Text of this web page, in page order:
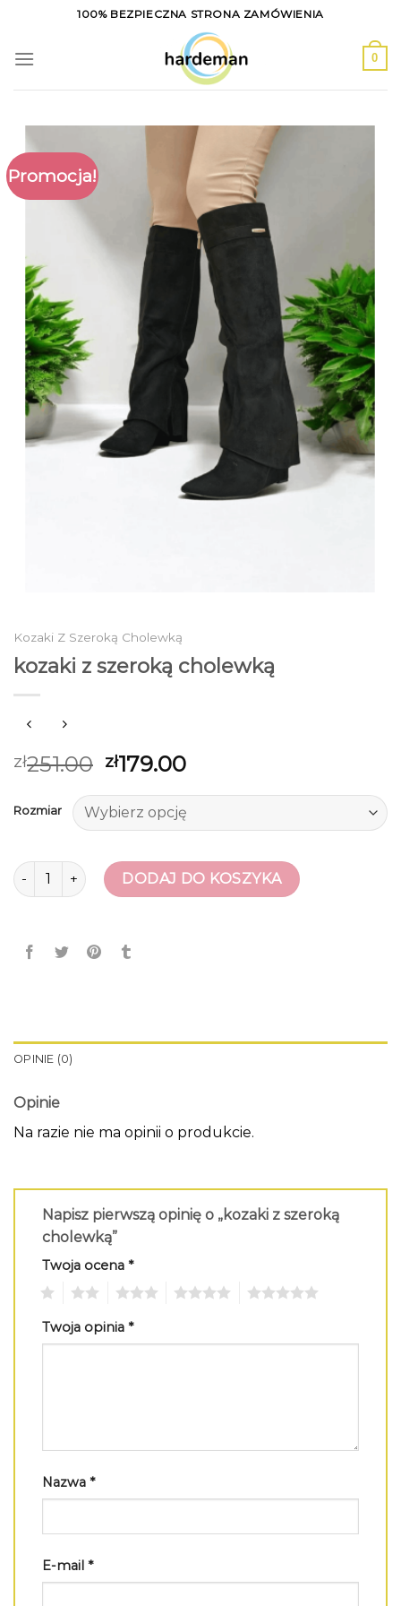
content
100% BEZPIECZNA STRONA ZAMÓWIENIA
0
Promocja!
Kozaki Z Szeroką Cholewką
kozaki z szeroką cholewką
zł251.00 zł179.00
Rozmiar
ilość kozaki z szeroką cholewką
DODAJ DO KOSZYKA
OPINIE (0)
Opinie
Na razie nie ma opinii o produkcie.
Napisz pierwszą opinię o „kozaki z szeroką
cholewką”
Twoja ocena *
Twoja opinia *
Nazwa *
E-mail *